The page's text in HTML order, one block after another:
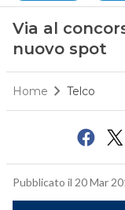
Via al
nuovo spot
Home Telco
Pubblicato il 20 Mar